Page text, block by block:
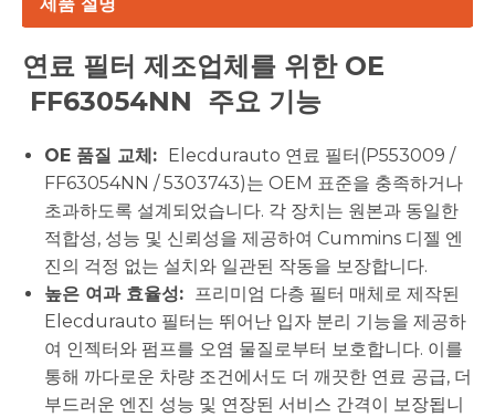
연료 필터 제조업체를 위한 OE
FF63054NN 주요 기능
OE 품질 교체: Elecdurauto 연료 필터(P553009 /
FF63054NN / 5303743)는 OEM 표준을 충족하거나
초과하도록 설계되었습니다. 각 장치는 원본과 동일한
적합성, 성능 및 신뢰성을 제공하여 Cummins 디젤 엔
진의 걱정 없는 설치와 일관된 작동을 보장합니다.
높은 여과 효율성: 프리미엄 다층 필터 매체로 제작된
Elecdurauto 필터는 뛰어난 입자 분리 기능을 제공하
여 인젝터와 펌프를 오염 물질로부터 보호합니다. 이를
통해 까다로운 차량 조건에서도 더 깨끗한 연료 공급, 더
부드러운 엔진 성능 및 연장된 서비스 간격이 보장됩니